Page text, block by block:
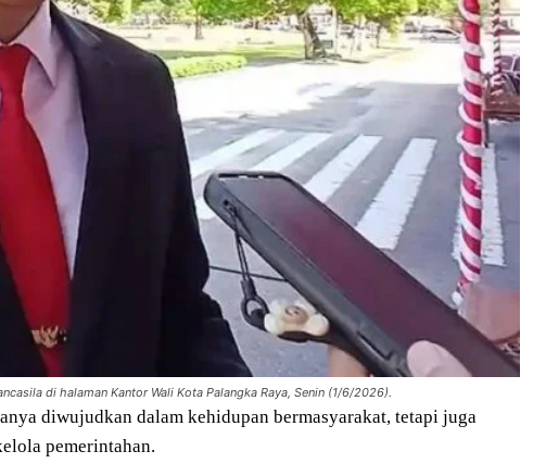
di halaman Kantor Wali Kota Palangka Raya, Senin (1/6/2026).
diwujudkan dalam kehidupan bermasyarakat, tetapi juga
pemerintahan.